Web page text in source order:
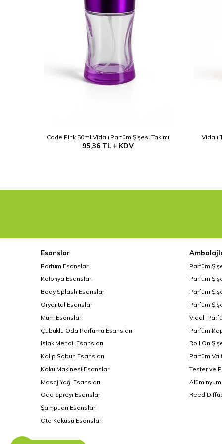
Code Pink 50ml Vidalı Parfüm Şişesi Takımı
95,36 TL KDV
Vidalı
Esanslar
Parfüm Esansları
Kolonya Esansları
Body Splash Esansları
Oryantal Esanslar
Mum Esansları
Çubuklu Oda Parfümü Esansları
Islak Mendil Esansları
Kalıp Sabun Esansları
Koku Makinesi Esansları
Masaj Yağı Esansları
Oda Spreyi Esansları
Şampuan Esansları
Oto Kokusu Esansları
Parfüm
Parfüm
Parfüm
Parfüm
Vidalı
Parfüm
Roll On
Parfüm
Tester ve
Alüminyum
Reed